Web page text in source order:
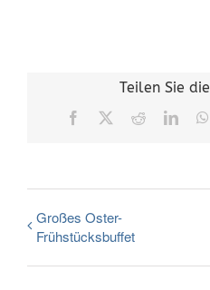
Teilen Sie
Facebook Reddit
Großes Oster-
Frühstücksbuffet